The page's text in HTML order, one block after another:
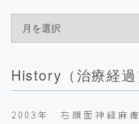
History（治療経過
2003年 右顔面神経麻痺